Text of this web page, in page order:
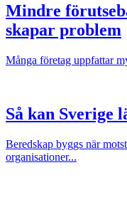
Mindre
skapar problem
Många företag uppfattar
Så kan Sverige
Beredskap byggs när
organisationer...